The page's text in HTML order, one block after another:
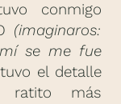
conmigo
(imaginaros:
se me fue
el detalle
ratito más